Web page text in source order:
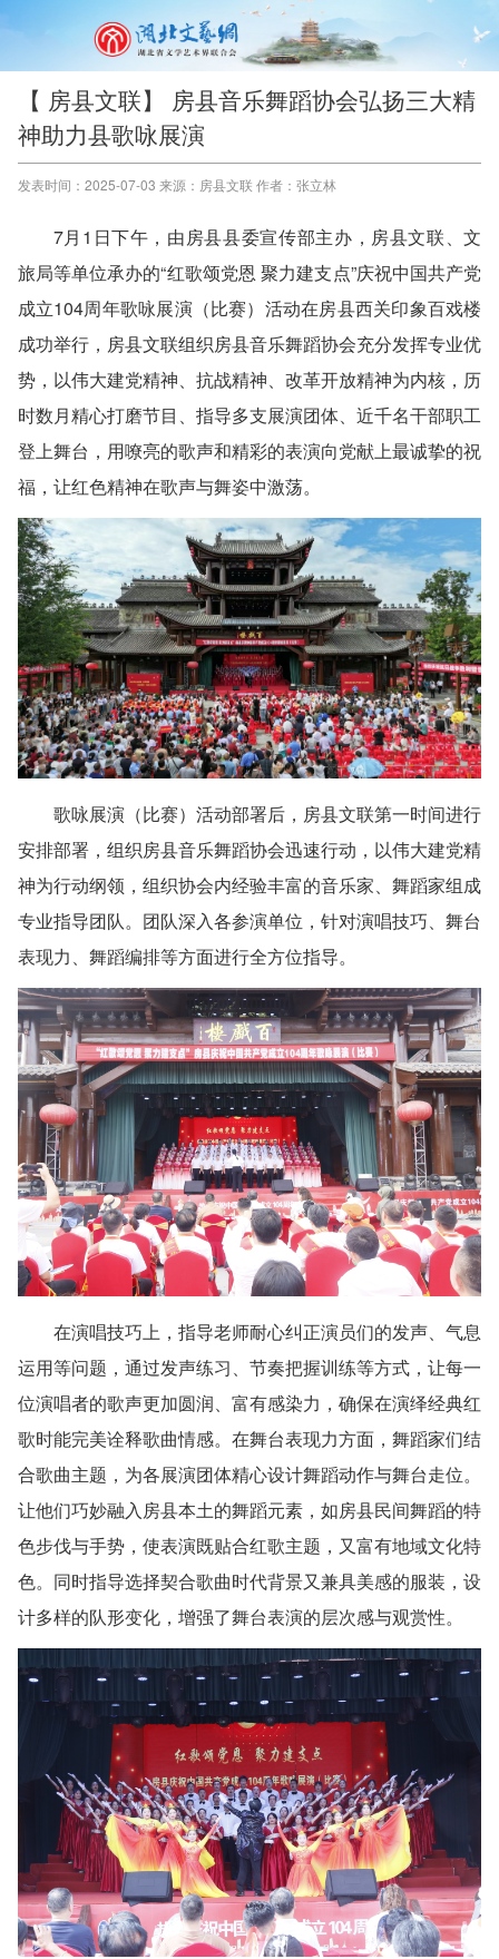
【 房县文联】 房县音乐舞蹈协会弘扬三大精
神助力县歌咏展演
发表时间：2025-07-03 来源：房县文联 作者：张立林
7月1日下午，由房县县委宣传部主办，房县文联、文
旅局等单位承办的“红歌颂党恩 聚力建支点”庆祝中国共产党
成立104周年歌咏展演（比赛）活动在房县西关印象百戏楼
成功举行，房县文联组织房县音乐舞蹈协会充分发挥专业优
势，以伟大建党精神、抗战精神、改革开放精神为内核，历
时数月精心打磨节目、指导多支展演团体、近千名干部职工
登上舞台，用嘹亮的歌声和精彩的表演向党献上最诚挚的祝
福，让红色精神在歌声与舞姿中激荡。
歌咏展演（比赛）活动部署后，房县文联第一时间进行
安排部署，组织房县音乐舞蹈协会迅速行动，以伟大建党精
神为行动纲领，组织协会内经验丰富的音乐家、舞蹈家组成
专业指导团队。团队深入各参演单位，针对演唱技巧、舞台
表现力、舞蹈编排等方面进行全方位指导。
在演唱技巧上，指导老师耐心纠正演员们的发声、气息
运用等问题，通过发声练习、节奏把握训练等方式，让每一
位演唱者的歌声更加圆润、富有感染力，确保在演绎经典红
歌时能完美诠释歌曲情感。在舞台表现力方面，舞蹈家们结
合歌曲主题，为各展演团体精心设计舞蹈动作与舞台走位。
让他们巧妙融入房县本土的舞蹈元素，如房县民间舞蹈的特
色步伐与手势，使表演既贴合红歌主题，又富有地域文化特
色。同时指导选择契合歌曲时代背景又兼具美感的服装，设
计多样的队形变化，增强了舞台表演的层次感与观赏性。